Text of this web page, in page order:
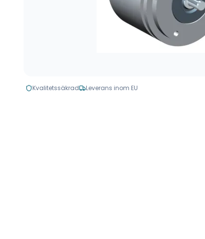
Kvalitetssäkrad Leverans inom EU